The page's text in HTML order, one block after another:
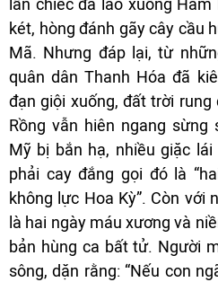
lần chiếc đã lao xuống
két, hòng đánh gãy cây cầu
Mã. Nhưng đáp lại, từ
quân dân Thanh Hóa đã
đạn giội xuống, đất trời
Rồng vẫn hiên ngang
Mỹ bị bắn hạ, nhiều giặc
phải cay đắng gọi đó là
không lực Hoa Kỳ”. Còn với
là hai ngày máu xương và
bản hùng ca bất tử. Người
sông, dặn rằng: “Nếu con